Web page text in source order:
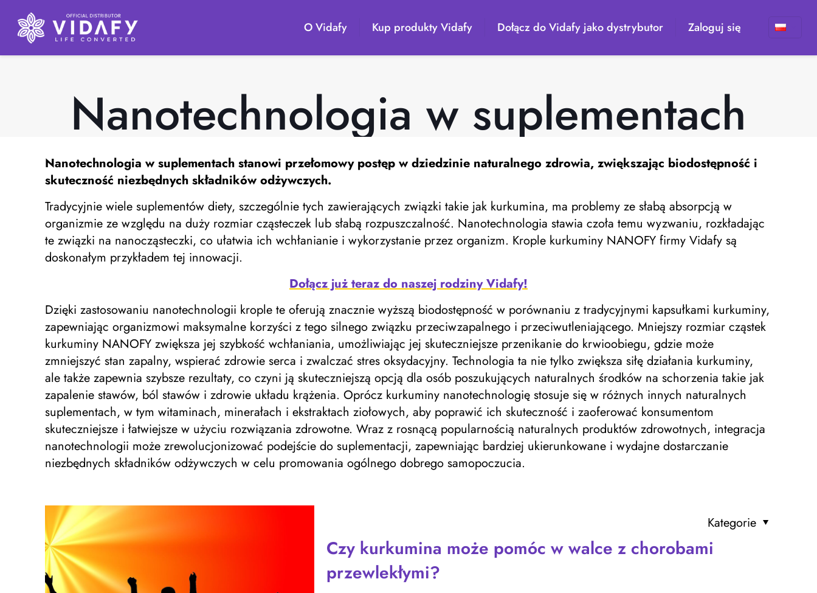
O Vidafy Kup produkty Vidafy Dołącz do Vidafy jako dystrybutor Zaloguj się
Nanotechnologia w suplementach
Nanotechnologia w suplementach stanowi przełomowy postęp w dziedzinie naturalnego zdrowia, zwiększając biodostępność i
skuteczność niezbędnych składników odżywczych.
Tradycyjnie wiele suplementów diety, szczególnie tych zawierających związki takie jak kurkumina, ma problemy ze słabą absorpcją w
organizmie ze względu na duży rozmiar cząsteczek lub słabą rozpuszczalność. Nanotechnologia stawia czoła temu wyzwaniu, rozkładając
te związki na nanocząsteczki, co ułatwia ich wchłanianie i wykorzystanie przez organizm. Krople kurkuminy NANOFY firmy Vidafy są
doskonałym przykładem tej innowacji.
Dołącz już teraz do naszej rodziny Vidafy!
Dzięki zastosowaniu nanotechnologii krople te oferują znacznie wyższą biodostępność w porównaniu z tradycyjnymi kapsułkami kurkuminy,
zapewniając organizmowi maksymalne korzyści z tego silnego związku przeciwzapalnego i przeciwutleniającego. Mniejszy rozmiar cząstek
kurkuminy NANOFY zwiększa jej szybkość wchłaniania, umożliwiając jej skuteczniejsze przenikanie do krwioobiegu, gdzie może
zmniejszyć stan zapalny, wspierać zdrowie serca i zwalczać stres oksydacyjny. Technologia ta nie tylko zwiększa siłę działania kurkuminy,
ale także zapewnia szybsze rezultaty, co czyni ją skuteczniejszą opcją dla osób poszukujących naturalnych środków na schorzenia takie jak
zapalenie stawów, ból stawów i zdrowie układu krążenia. Oprócz kurkuminy nanotechnologię stosuje się w różnych innych naturalnych
suplementach, w tym witaminach, minerałach i ekstraktach ziołowych, aby poprawić ich skuteczność i zaoferować konsumentom
skuteczniejsze i łatwiejsze w użyciu rozwiązania zdrowotne. Wraz z rosnącą popularnością naturalnych produktów zdrowotnych, integracja
nanotechnologii może zrewolucjonizować podejście do suplementacji, zapewniając bardziej ukierunkowane i wydajne dostarczanie
niezbędnych składników odżywczych w celu promowania ogólnego dobrego samopoczucia.
Kategorie
Czy kurkumina może pomóc w walce z chorobami
przewlekłymi?